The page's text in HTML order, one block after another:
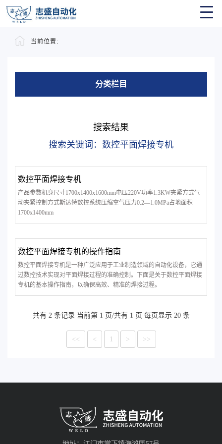
当前位置:
分类栏目
搜索结果
搜索关键词：数控平面焊接专机
数控平面焊接专机
产品参数机身尺寸1700x1400x1600mm电压220V功率1.3KW夹紧方式气
动夹紧控制方式斯达特数控系统压缩空气压力0.2—1.0MPa占地面积
1700x1400mm
数控平面焊接专机的操作指南
数控平面焊接专机是一种广泛应用于工业制造领域的自动化设备，它通
过数控技术实现对平面焊接过程的准确控制。下面是关于数控平面焊接
专机的基本操作指南，以确保高效、精准的焊接过程。
共有 2 条记录 当前第 1 页/共有 1 页 每页显示 20 条
<< < 1 > >>